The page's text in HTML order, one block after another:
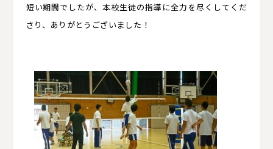
短い期間でしたが、本校生徒の指導に全力を尽くしてくだ
さり、ありがとうございました！